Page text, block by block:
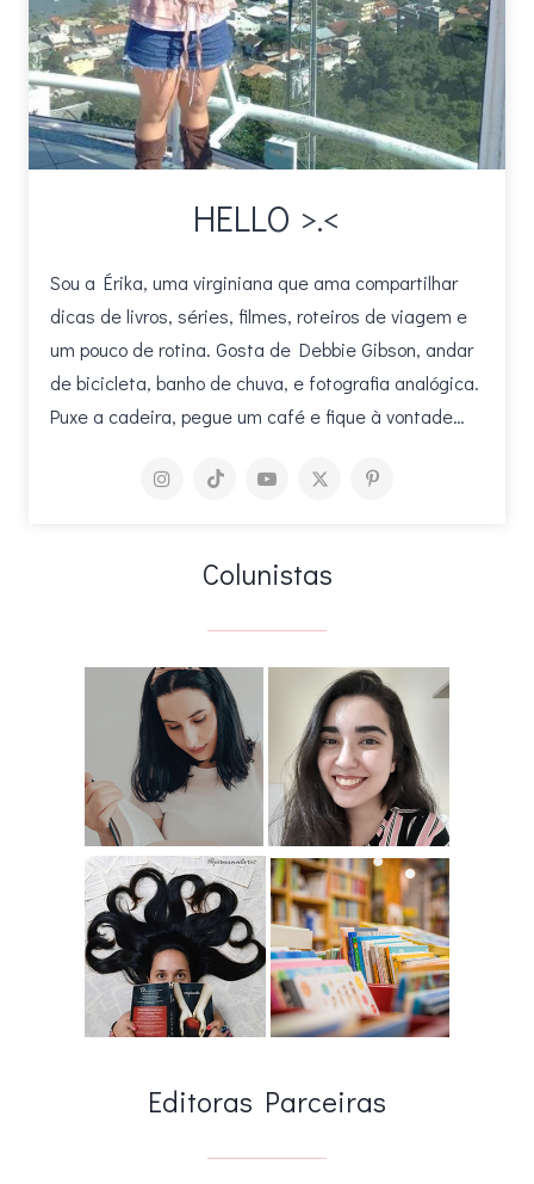
HELLO >.<
Sou a Érika, uma virginiana que ama compartilhar
dicas de livros, séries, filmes, roteiros de viagem e
um pouco de rotina. Gosta de Debbie Gibson, andar
de bicicleta, banho de chuva, e fotografia analógica.
Puxe a cadeira, pegue um café e fique à vontade…
Colunistas
Editoras Parceiras